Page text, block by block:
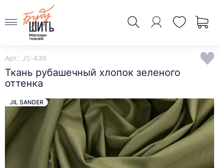
Арт.: JS-439
Ткань рубашечный хлопок зеленого
оттенка
JIL SANDER